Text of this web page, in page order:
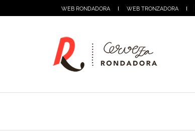
WEB RONDADORA WEB TRONZADORA